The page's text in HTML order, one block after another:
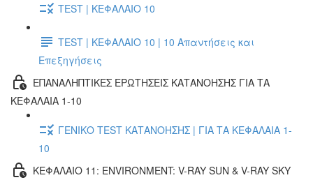
TEST | ΚΕΦΑΛΑΙΟ 10
TEST | ΚΕΦΑΛΑΙΟ 10 | 10 Απαντήσεις και
Επεξηγήσεις
ΕΠΑΝΑΛΗΠΤΙΚΕΣ ΕΡΩΤΗΣΕΙΣ ΚΑΤΑΝΟΗΣΗΣ ΓΙΑ ΤΑ
ΚΕΦΑΛΑΙΑ 1-10
ΓΕΝΙΚΟ TEST ΚΑΤΑΝΟΗΣΗΣ | ΓΙΑ ΤΑ ΚΕΦΑΛΑΙΑ 1-
10
ΚΕΦΑΛΑΙΟ 11: ENVIRONMENT: V-RAY SUN & V-RAY SKY